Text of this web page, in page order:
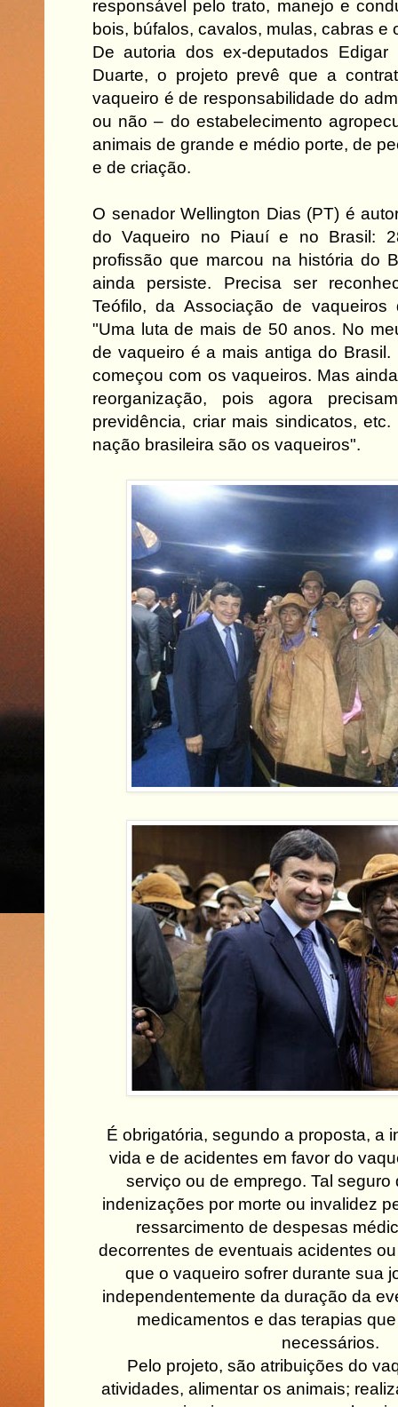
responsável pelo trato, manejo e
bois, búfalos, cavalos, mulas, cabras e
De autoria dos ex-deputados
Duarte, o projeto prevê que a
vaqueiro é de responsabilidade do
ou não – do estabelecimento
animais de grande e médio porte, de
e de criação.
O senador Wellington Dias (PT) é
do Vaqueiro no Piauí e no Brasil:
profissão que marcou na história do
ainda persiste. Precisa ser
Teófilo, da Associação de vaqueiros
"Uma luta de mais de 50 anos. No
de vaqueiro é a mais antiga do
começou com os vaqueiros. Mas
reorganização, pois agora
previdência, criar mais sindicatos,
nação brasileira são os vaqueiros".
É obrigatória, segundo a proposta, a
vida e de acidentes em favor do
serviço ou de emprego. Tal
indenizações por morte ou invalidez
ressarcimento de despesas
decorrentes de eventuais acidentes
que o vaqueiro sofrer durante sua
independentemente da duração da
medicamentos e das terapias
necessários.
Pelo projeto, são atribuições do
atividades, alimentar os animais;